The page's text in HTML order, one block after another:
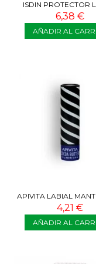
ISDIN PROTECTOR
SPF30 4G
6,38 €
AÑADIR AL
APIVITA LABIAL
CACAO 4,4G
4,21 €
AÑADIR AL